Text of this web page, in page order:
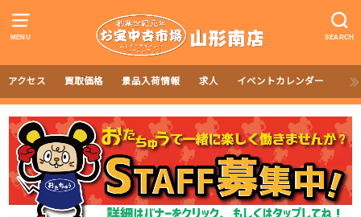
MENU SEARCH
アクセス 買取価格 景品入荷情報 求人 イベントカレンダー